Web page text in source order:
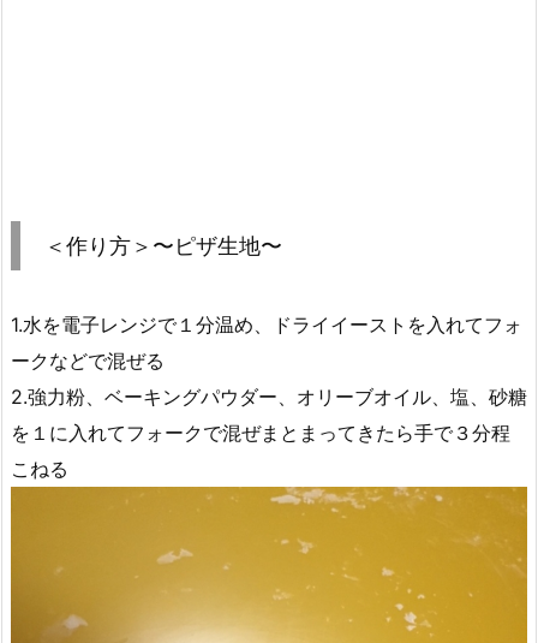
＜作り方＞〜ピザ生地〜
1.水を電子レンジで１分温め、ドライイーストを入れてフォ
ークなどで混ぜる
2.強力粉、ベーキングパウダー、オリーブオイル、塩、砂糖
を１に入れてフォークで混ぜまとまってきたら手で３分程
こねる